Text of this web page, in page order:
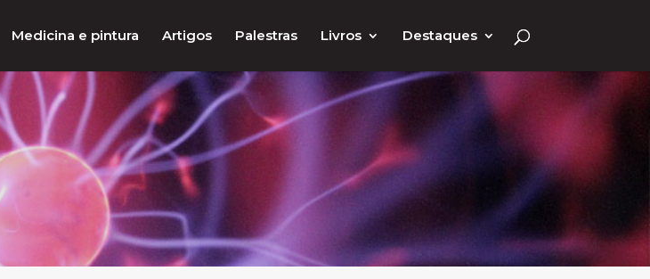
Medicina e pintura Artigos Palestras Livros Destaques